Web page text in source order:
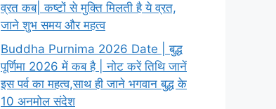
व्रत कब| कष्टों से मुक्ति मिलती है ये व्रत,
जाने शुभ समय और महत्व
Buddha Purnima 2026 Date | बुद्ध
पूर्णिमा 2026 में कब है | नोट करें तिथि जानें
इस पर्व का महत्व,साथ ही जाने भगवान बुद्ध के
10 अनमोल संदेश